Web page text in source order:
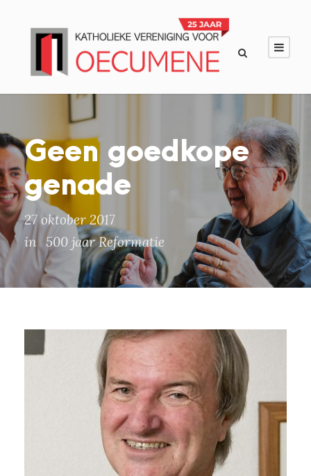
Geen goedkope
genade
27 oktober 2017
in 500 jaar Reformatie